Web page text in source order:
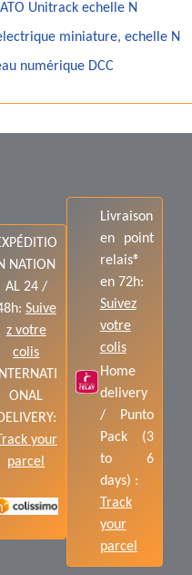
Unitrack echelle N
miniature, echelle N
numérique DCC
NATION
AL 24 /
Suive
z votre
colis
ONAL
your
parcel
Livraison
en point
relais®
en 72h:
Suivez
votre
colis
Home
delivery
/ Punto
Pack (3
to 6
days) :
Track
your
parcel